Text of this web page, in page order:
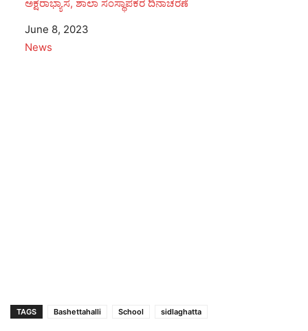
ಅಕ್ಷರಾಭ್ಯಾಸ, ಶಾಲಾ ಸಂಸ್ಥಾಪಕರ ದಿನಾಚರಣೆ
Date
June 8, 2023
In relation to
News
TAGS Bashettahalli School sidlaghatta